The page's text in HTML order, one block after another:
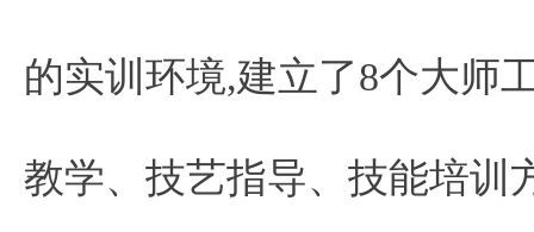
的实训环境,建立了8个大师
教学、技艺指导、技能培训